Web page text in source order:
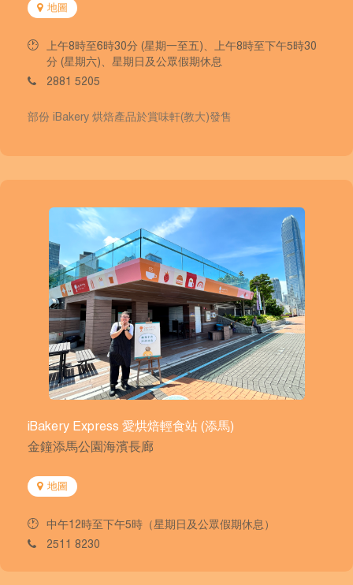
地圖
上午8時至6時30分 (星期一至五)、上午8時至下午5時30
分 (星期六)、星期日及公眾假期休息
2881 5205
部份 iBakery 烘焙產品於賞味軒(教大)發售
iBakery Express 愛烘焙輕食站 (添馬)
金鐘添馬公園海濱長廊
地圖
中午12時至下午5時（星期日及公眾假期休息）
2511 8230